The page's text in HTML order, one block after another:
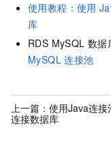
使用教程：使用
库
RDS MySQL 数据
MySQL 连接池
上一篇： 使用Java连接
连接数据库